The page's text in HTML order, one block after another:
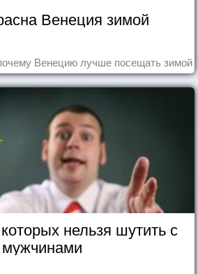
Венеция зимой
Венецию лучше посещать зимой
нельзя шутить с
мужчинами